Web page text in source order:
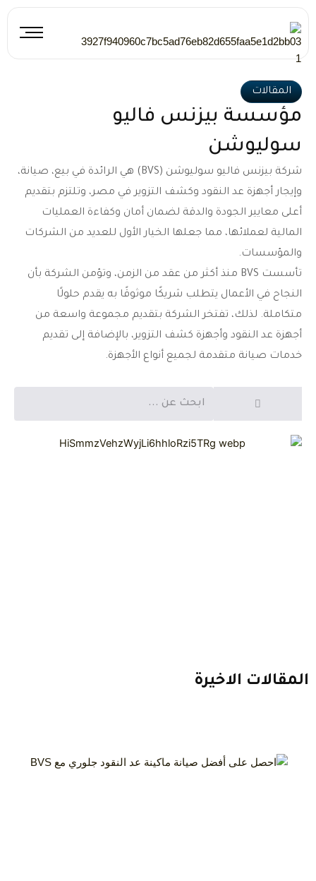
المحتوى
المقالات
مؤسسة بيزنس فاليو
سوليوشن
شركة بيزنس فاليو سوليوشن (BVS) هي الرائدة في بيع، صيانة،
وإيجار أجهزة عد النقود وكشف التزوير في مصر، وتلتزم بتقديم
أعلى معايير الجودة والدقة لضمان أمان وكفاءة العمليات
المالية لعملائها، مما جعلها الخيار الأول للعديد من الشركات
والمؤسسات.
تأسست BVS منذ أكثر من عقد من الزمن، وتؤمن الشركة بأن
النجاح في الأعمال يتطلب شريكًا موثوقًا به يقدم حلولًا
متكاملة. لذلك، تفتخر الشركة بتقديم مجموعة واسعة من
أجهزة عد النقود وأجهزة كشف التزوير، بالإضافة إلى تقديم
خدمات صيانة متقدمة لجميع أنواع الأجهزة.
المقالات الاخيرة